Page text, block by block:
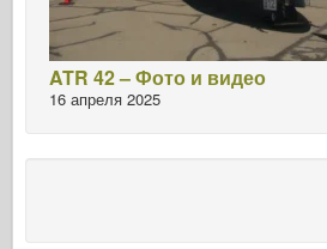
ATR 42 – Фото и видео
16 апреля 2025